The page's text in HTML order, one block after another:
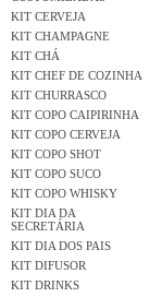
KIT CERVEJA
KIT CHAMPAGNE
KIT CHÁ
KIT CHEF DE COZINHA
KIT CHURRASCO
KIT COPO CAIPIRINHA
KIT COPO CERVEJA
KIT COPO SHOT
KIT COPO SUCO
KIT COPO WHISKY
KIT DIA DA
SECRETÁRIA
KIT DIA DOS PAIS
KIT DIFUSOR
KIT DRINKS